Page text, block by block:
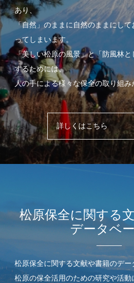
あり、
「自然」のままに自然のままにし
ってしまいます。
「美しい松原の風景」と「防風林
するためには、
人の手による様々な保全の取り組み
詳しくはこちら
松原保全に関する
データベ
松原保全に関する文献や書籍のデ
松原の保全活用のための研究や活